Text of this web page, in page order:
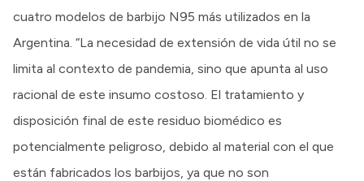
cuatro modelos de barbijo N95 más utilizados en la
Argentina. “La necesidad de extensión de vida útil no se
limita al contexto de pandemia, sino que apunta al uso
racional de este insumo costoso. El tratamiento y
disposición final de este residuo biomédico es
potencialmente peligroso, debido al material con el que
están fabricados los barbijos, ya que no son